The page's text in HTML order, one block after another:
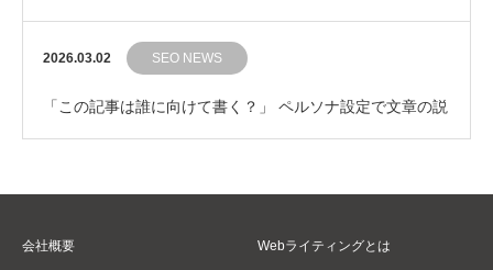
2026.03.02 SEO NEWS
「この記事は誰に向けて書く？」 ペルソナ設定で文章の説
会社概要 Webライティングとは